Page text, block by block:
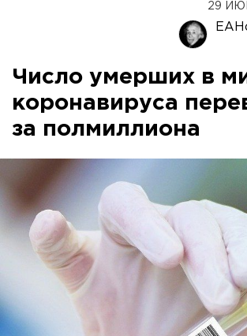
29
Число умерших в
коронавируса
за полмиллиона